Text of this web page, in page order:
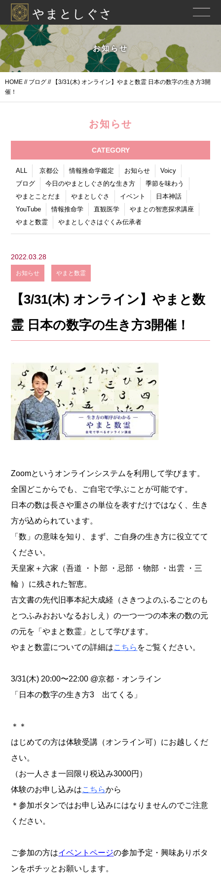
お知らせ
HOME // ブログ // 【3/31(木) オンライン】やまと数霊 日本の数字の生き方3開
催！
お知らせ
CATEGORY
ALL 京都公 情報推命学鑑定 お知らせ
Voicy
ブログ
今日のやまとしぐさ的な生き方
季節を味わう
やまとことだま
やまとしぐさ イベント
日本神話
YouTube
情報推命学 直観医学
やまとの智恵探求講座
やまと数霊
やまとしぐさはぐくみ伝承者
2022.03.28
お知らせ やまと数霊
【3/31(木) オンライン】やまと数
霊 日本の数字の生き方3開催！
Zoomというオンラインシステムを利用して学びます。
全国どこからでも、ご自宅で学ぶことが可能です。
日本の数は長さや重さの単位を表すだけではなく、生き
方が込められています。
「数」の意味を知り、まず、ご自身の生き方に役立てて
ください。
天皇家＋六家（吾道 ・卜部 ・忌部 ・物部 ・出雲 ・三
輪 ）に残された智恵。
古文書の先代旧事本紀大成経（さきつよのふるごとのも
とつふみおおいなるおしえ）の一つ一つの本来の数の元
の元を「やまと数霊」として学びます。
やまと数霊についての詳細はこちら をご覧ください。
3/31(木) 20:00〜22:00 @京都・オンライン
「日本の数字の生き方3 出てくる」
＊＊
はじめての方は体験受講（オンライン可）にお越しくだ
さい。
（お一人さま一回限り税込み3000円）
体験のお申し込みはこちらから
＊参加ボタンではお申し込みにはなりませんのでご注意
ください。
ご参加の方はイベントページの参加予定・興味ありボタ
ンをポチッとお願いします。